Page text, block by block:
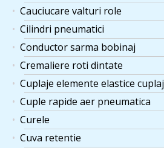
Cauciucare valturi role
Cilindri pneumatici
Conductor sarma bobinaj
Cremaliere roti dintate
Cuplaje elemente elastice cuplaj
Cuple rapide aer pneumatica
Curele
Cuva retentie